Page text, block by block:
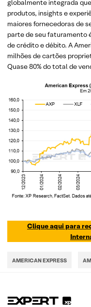
globalmente integrada
produtos, insights e
maiores fornecedoras de
parte de seu faturamento
de crédito e débito. A
milhões de cartões
Quase 80% do total de
Clique aqui para
AMERICAN EXPRESS